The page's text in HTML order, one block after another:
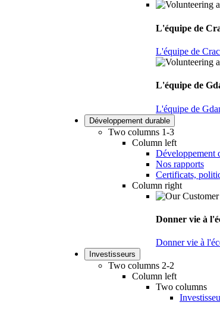
L'équipe de
L'équipe de
L'équipe de
L'équipe de
Développement durable
Two columns 1-3
Column left
Développement
Nos rapports
Certificats,
Column right
Donner vie à
Donner vie à
Investisseurs
Two columns 2-2
Column left
Two columns